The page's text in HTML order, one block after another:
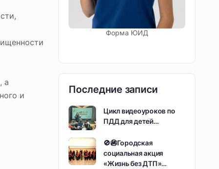
а
и
Форма ЮИД
Последние записи
Цикл видеоуроков по
ПДД для детей…
🚫🚳Городская
социальная акция
«Жизнь без ДТП»…